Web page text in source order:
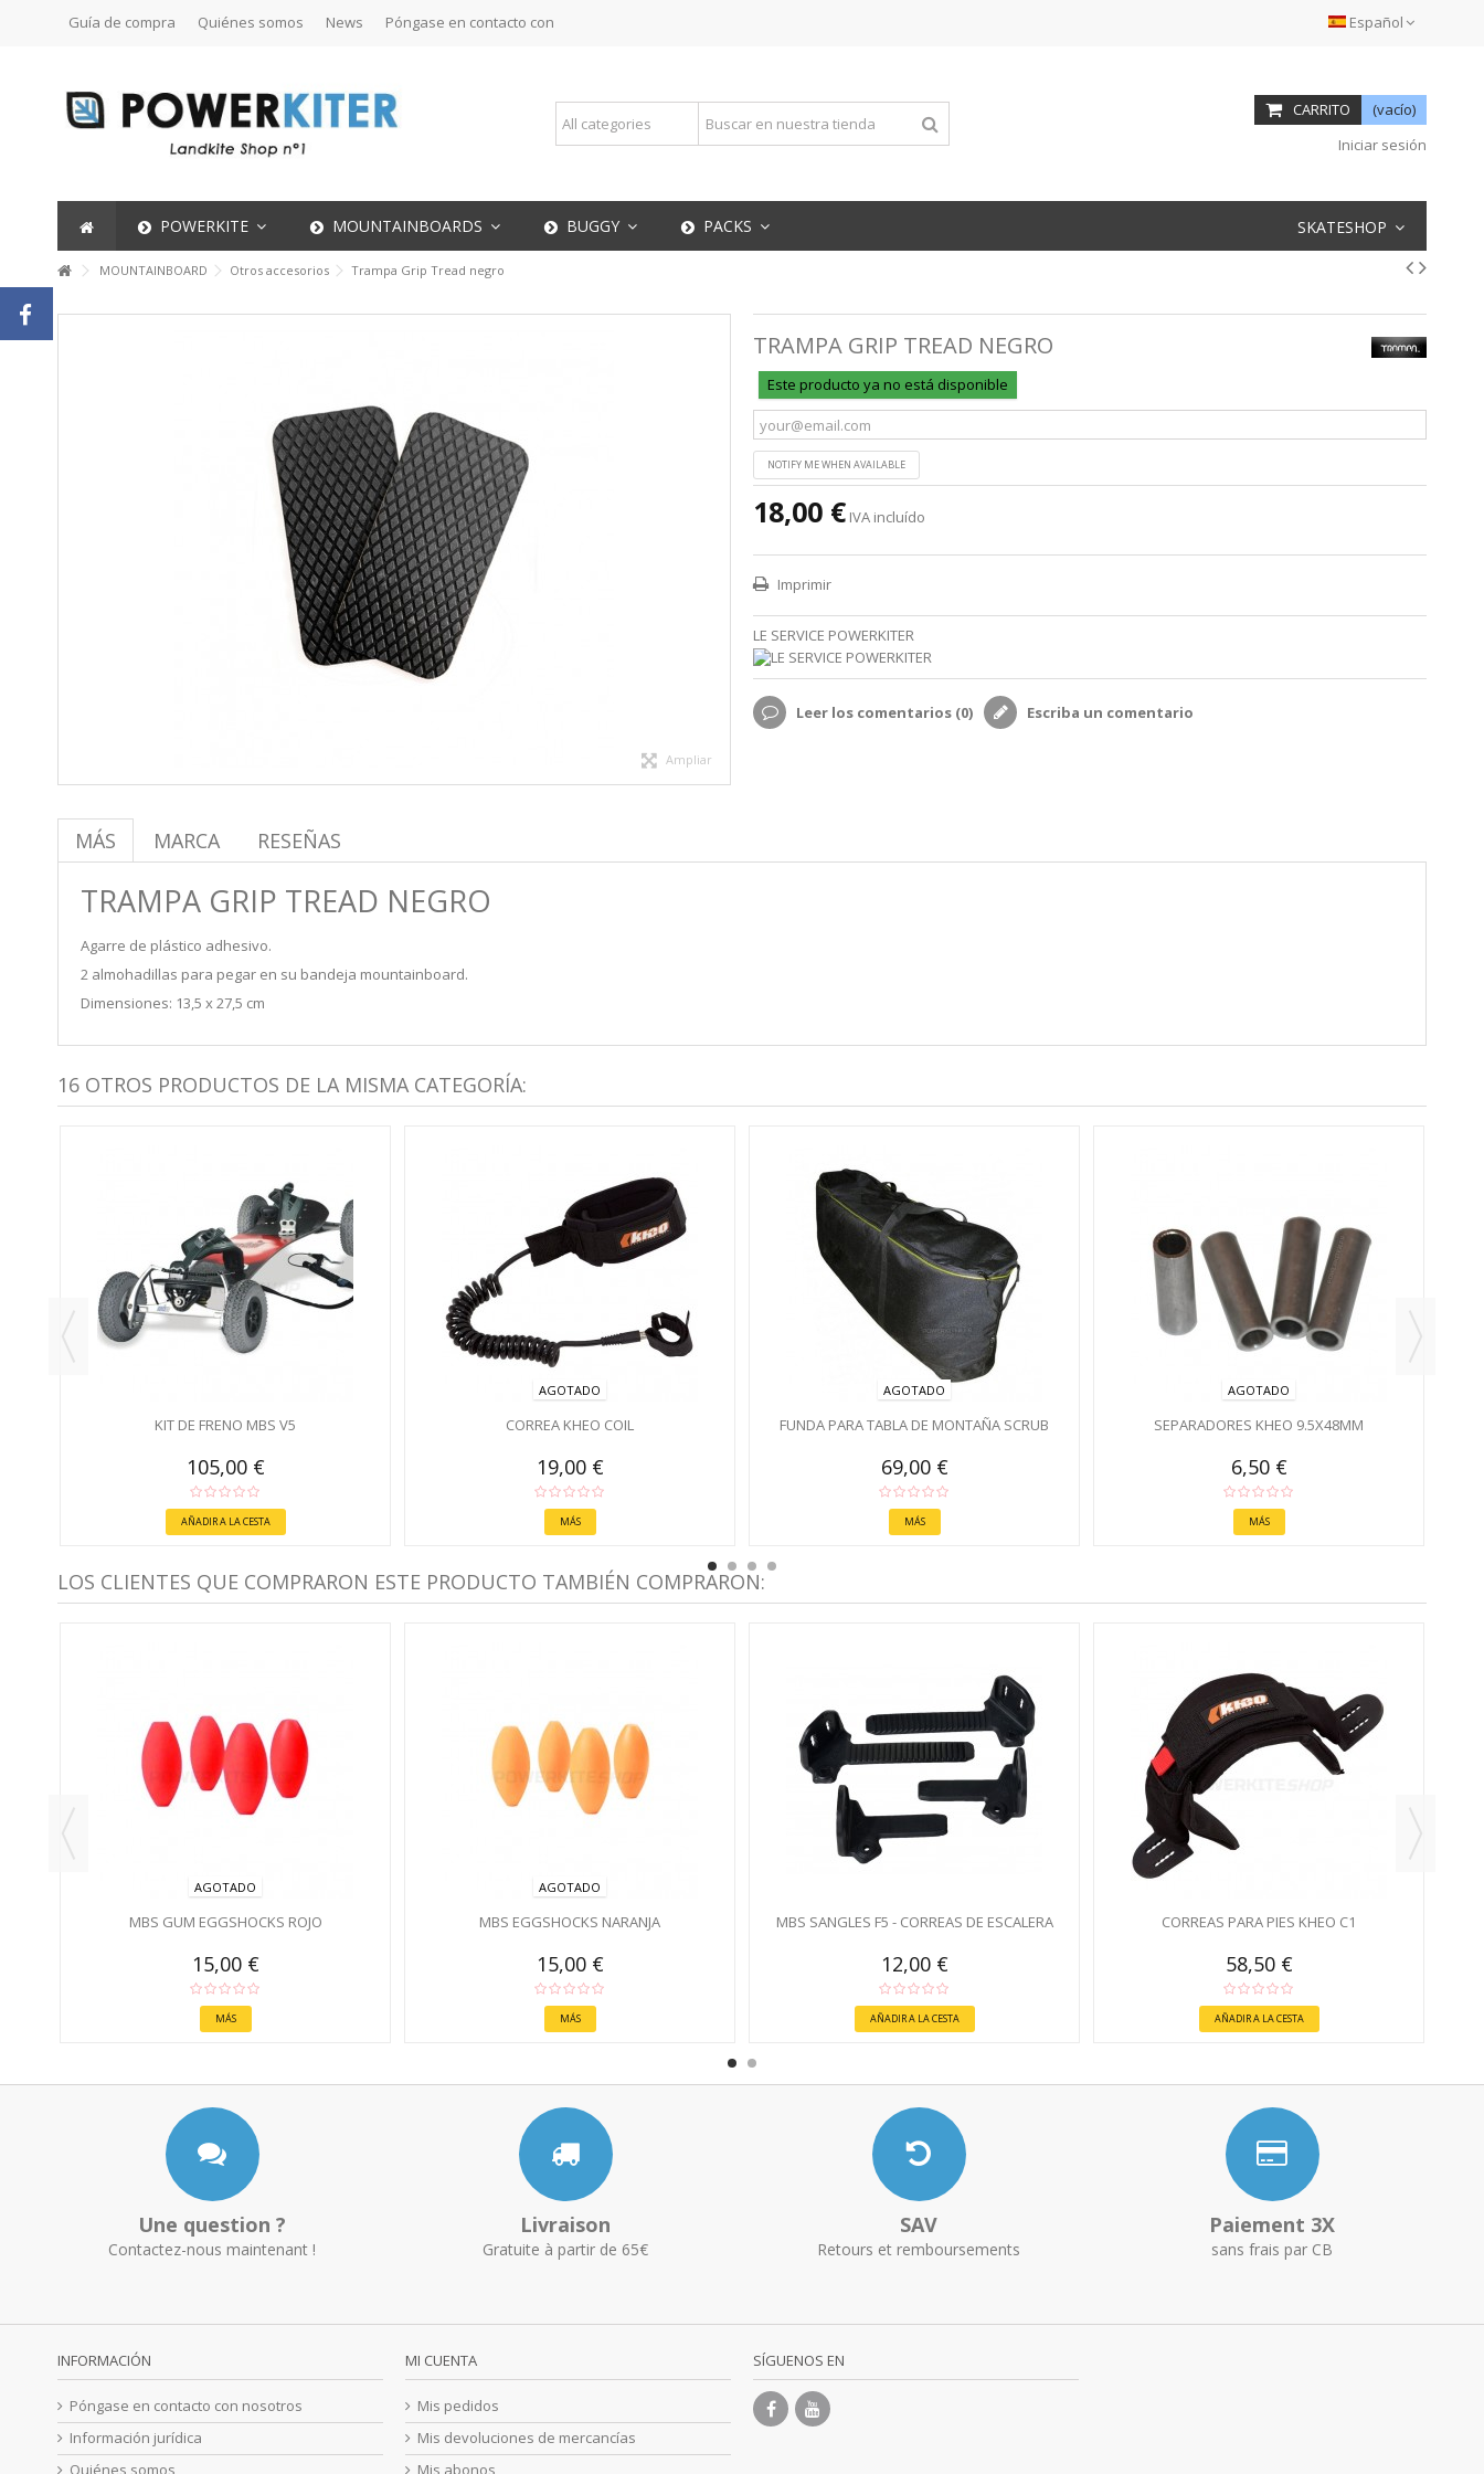
Español
Guía de compra Quiénes somos News Póngase en contacto con
CARRITO
(vacío)
Iniciar sesión
POWERKITE MOUNTAINBOARDS BUGGY PACKS SKATESHOP
MOUNTAINBOARD Otros accesorios Trampa Grip Tread negro
Ampliar
TRAMPA GRIP TREAD NEGRO
Este producto ya no está disponible
NOTIFY ME WHEN AVAILABLE
18,00 € IVA incluído
Imprimir
LE SERVICE POWERKITER
Leer los comentarios (0) Escriba un comentario
MÁS MARCA RESEÑAS
TRAMPA GRIP TREAD NEGRO
Agarre de plástico adhesivo.
2 almohadillas para pegar en su bandeja mountainboard.
Dimensiones: 13,5 x 27,5 cm
16 OTROS PRODUCTOS DE LA MISMA CATEGORÍA:
KIT DE FRENO MBS V5
105,00 €
AÑADIR A LA CESTA
AGOTADO
CORREA KHEO COIL
19,00 €
MÁS
AGOTADO
FUNDA PARA TABLA DE MONTAÑA SCRUB
69,00 €
MÁS
AGOTADO
SEPARADORES KHEO 9.5X48MM
6,50 €
MÁS
LOS CLIENTES QUE COMPRARON ESTE PRODUCTO TAMBIÉN COMPRARON:
AGOTADO
MBS GUM EGGSHOCKS ROJO
15,00 €
MÁS
AGOTADO
MBS EGGSHOCKS NARANJA
15,00 €
MÁS
MBS SANGLES F5 - CORREAS DE ESCALERA
12,00 €
AÑADIR A LA CESTA
CORREAS PARA PIES KHEO C1
58,50 €
AÑADIR A LA CESTA
Une question ?
Contactez-nous maintenant !
Livraison
Gratuite à partir de 65€
SAV
Retours et remboursements
Paiement 3X
sans frais par CB
INFORMACIÓN
Póngase en contacto con nosotros
Información jurídica
Quiénes somos
MI CUENTA
Mis pedidos
Mis devoluciones de mercancías
Mis abonos
SÍGUENOS EN